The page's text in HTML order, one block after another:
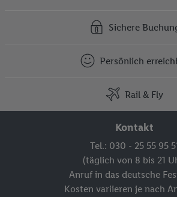
Sichere
Persönlich
Rail & Fly
Kontakt
Tel.: 030 - 25 55 95
(täglich von 8 bis 21
Anruf in das deutsche
Kosten variieren je nach